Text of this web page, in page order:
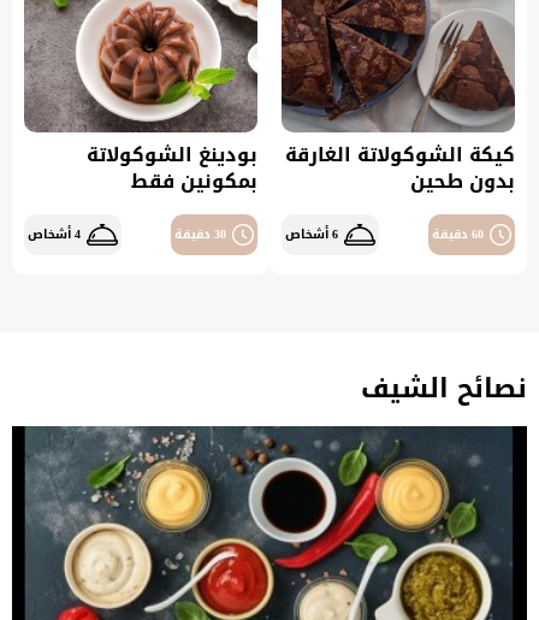
كيكة الشوكولاتة الغارقة
بدون طحين
60 دقيقة 6 أشخاص
بودينغ الشوكولاتة
بمكونين فقط
30 دقيقة 4 أشخاص
نصائح الشيف